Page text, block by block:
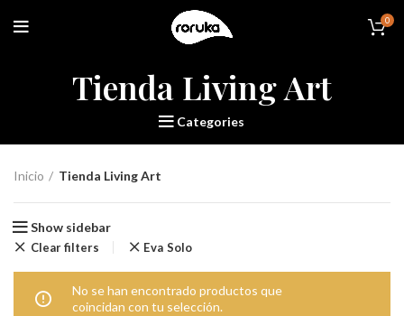
0
Tienda Living Art
Categories
Inicio Tienda Living Art
Show sidebar
Clear filters Eva Solo
No se han encontrado productos que
coincidan con tu selección.